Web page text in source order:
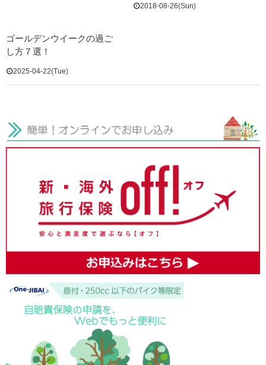
ゴールデンウイークの過ご
し方７選！
2025-04-22(Tue)
2018-08-26(Sun)